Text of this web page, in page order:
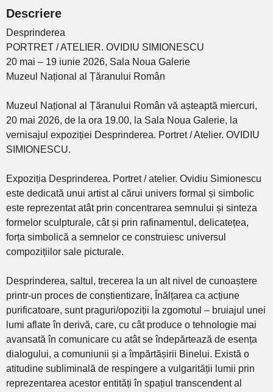
Descriere
Desprinderea
PORTRET / ATELIER. OVIDIU SIMIONESCU
20 mai – 19 iunie 2026, Sala Noua Galerie
Muzeul Național al Țăranului Român
Muzeul Național al Țăranului Român vă așteaptă miercuri,
20 mai 2026, de la ora 19.00, la Sala Noua Galerie, la
vernisajul expoziției Desprinderea. Portret / Atelier. OVIDIU
SIMIONESCU.
Expoziția Desprinderea. Portret / atelier. Ovidiu Simionescu
este dedicată unui artist al cărui univers formal și simbolic
este reprezentat atât prin concentrarea semnului și sinteza
formelor sculpturale, cât și prin rafinamentul, delicatețea,
forța simbolică a semnelor ce construiesc universul
compozițiilor sale picturale.
Desprinderea, saltul, trecerea la un alt nivel de cunoaștere
printr-un proces de conștientizare, Înălțarea ca acțiune
purificatoare, sunt praguri/opoziții la zgomotul – bruiajul unei
lumi aflate în derivă, care, cu cât produce o tehnologie mai
avansată în comunicare cu atât se îndepărtează de esența
dialogului, a comuniunii și a împărtășirii Binelui. Există o
atitudine subliminală de respingere a vulgarității lumii prin
reprezentarea acestor entități în spațiul transcendent al